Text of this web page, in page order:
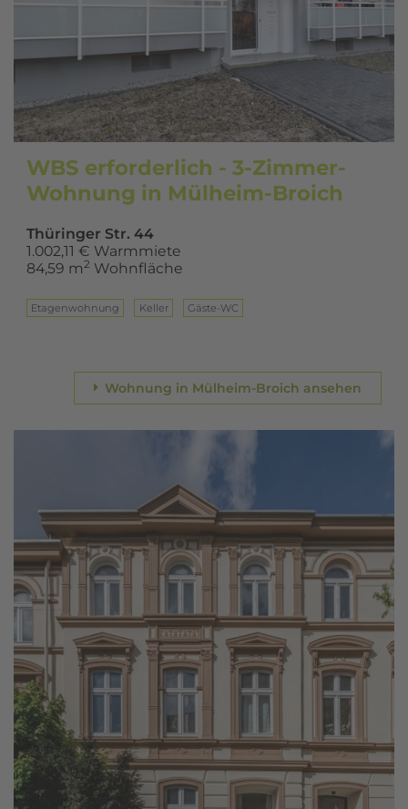
WBS erforderlich - 3-Zimmer-
Wohnung in Mülheim-Broich
Thüringer Str. 44
1.002,11 € Warmmiete
84,59 m2 Wohnfläche
Eta­gen­woh­nung Keller Gäste-WC
Wohnung in Mülheim-Broich ansehen